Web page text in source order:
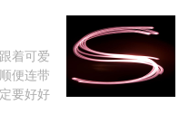
着可爱
便连带
要好好